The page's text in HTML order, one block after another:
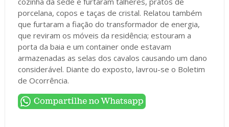
porcelana, copos e taças de cristal. Relatou também
que furtaram a fiação do transformador de energia,
que reviram os móveis da residência; estouram a
porta da baia e um container onde estavam
armazenadas as selas dos cavalos causando um dano
considerável. Diante do exposto, lavrou-se o Boletim
de Ocorrência.